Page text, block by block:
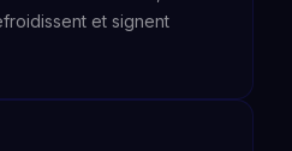
et signent